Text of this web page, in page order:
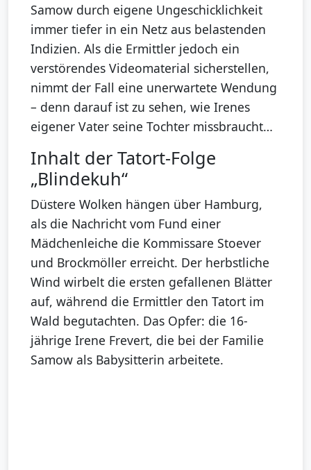
Samow durch eigene Ungeschicklichkeit
immer tiefer in ein Netz aus belastenden
Indizien. Als die Ermittler jedoch ein
verstörendes Videomaterial sicherstellen,
nimmt der Fall eine unerwartete Wendung
– denn darauf ist zu sehen, wie Irenes
eigener Vater seine Tochter missbraucht…
Inhalt der Tatort-Folge
„Blindekuh“
Düstere Wolken hängen über Hamburg,
als die Nachricht vom Fund einer
Mädchenleiche die Kommissare Stoever
und Brockmöller erreicht. Der herbstliche
Wind wirbelt die ersten gefallenen Blätter
auf, während die Ermittler den Tatort im
Wald begutachten. Das Opfer: die 16-
jährige Irene Frevert, die bei der Familie
Samow als Babysitterin arbeitete.